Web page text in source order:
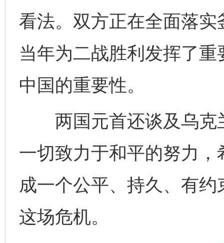
看法。双方正在全面落
当年为二战胜利发挥了
中国的重要性。
两国元首还谈及乌克
一切致力于和平的努力
成一个公平、持久、有
这场危机。